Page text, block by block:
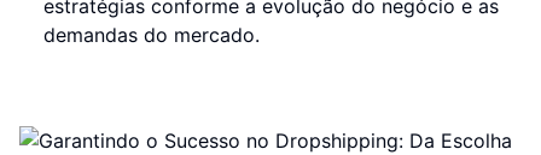
estratégias conforme a evolução do negócio e as
demandas do mercado.